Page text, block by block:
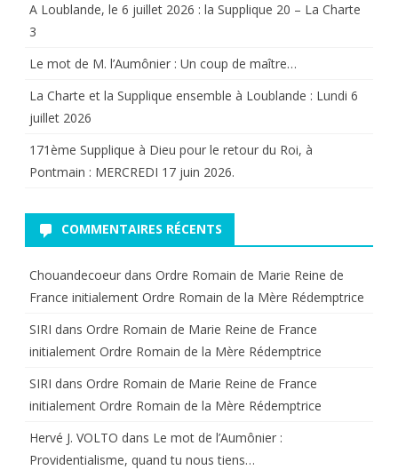
A Loublande, le 6 juillet 2026 : la Supplique 20 – La Charte
3
Le mot de M. l’Aumônier : Un coup de maître…
La Charte et la Supplique ensemble à Loublande : Lundi 6
juillet 2026
171ème Supplique à Dieu pour le retour du Roi, à
Pontmain : MERCREDI 17 juin 2026.
COMMENTAIRES RÉCENTS
Chouandecoeur dans Ordre Romain de Marie Reine de
France initialement Ordre Romain de la Mère Rédemptrice
SIRI dans Ordre Romain de Marie Reine de France
initialement Ordre Romain de la Mère Rédemptrice
SIRI dans Ordre Romain de Marie Reine de France
initialement Ordre Romain de la Mère Rédemptrice
Hervé J. VOLTO dans Le mot de l’Aumônier :
Providentialisme, quand tu nous tiens…